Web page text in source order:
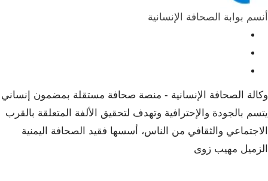
أنسم بوابة الصحافة الإنسانية
وكالة الصحافة الإنسانية - منصة صحافة مستقلة بمضمون إنساني
يتسم بالجودة والإحترافية وتهدف لتحقيق الألفة المتعلقة بالقرب
الاجتماعي والثقافي من الناس، أسسها فقيد الصحافة اليمنية
الزميل مهيب زوى